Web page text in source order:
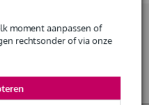
moment aanpassen of
rechtsonder of via onze